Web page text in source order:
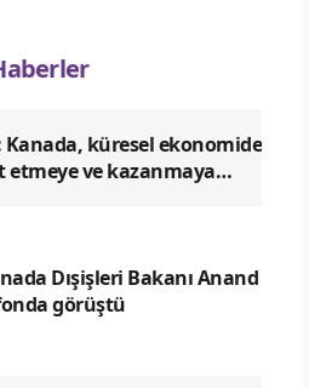
küresel ekonomide
etmeye ve kazanmaya
Dışişleri Bakanı Anand
görüştü